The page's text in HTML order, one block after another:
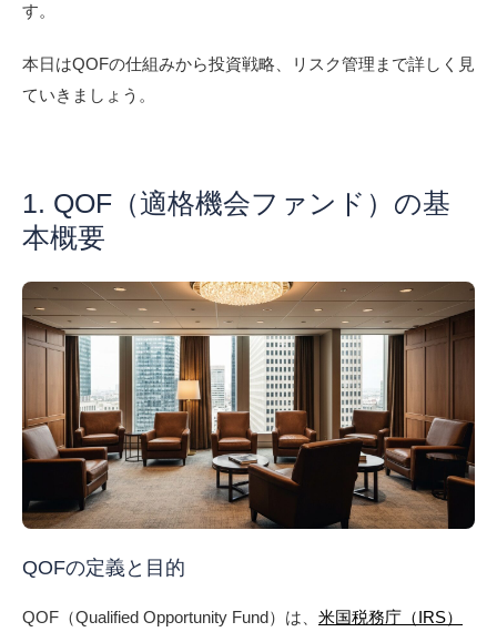
す。
本日はQOFの仕組みから投資戦略、リスク管理まで詳しく見
ていきましょう。
1. QOF（適格機会ファンド）の基
本概要
QOFの定義と目的
QOF（Qualified Opportunity Fund）は、 米国税務庁（IRS）